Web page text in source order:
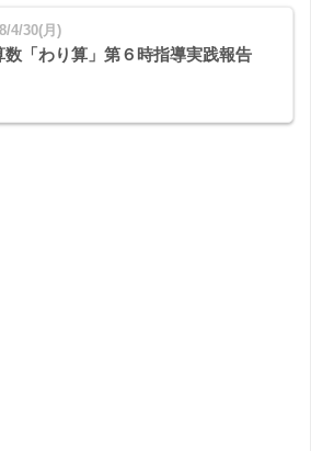
4/30(月)
数「わり算」第６時指導実践報告